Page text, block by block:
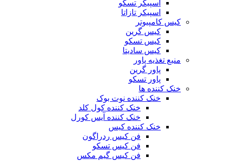
اسپیکر تسکو
اسپیکر تازاتا
کیس کامپیوتر
کیس گرین
کیس تسکو
کیس سادیتا
منبع تغذیه‌ پاور
پاور گرین
پاور تسکو
خنک کننده ها
خنک کننده نوت بوک
خنک کننده کول کلد
خنک کننده آیس کورل
خنک کننده کیس
فن کیس ردراگون
فن کیس تسکو
فن کیس گیم مکس